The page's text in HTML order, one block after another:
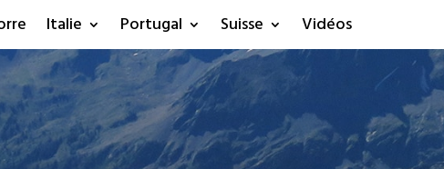
Italie Portugal Suisse Vidéos